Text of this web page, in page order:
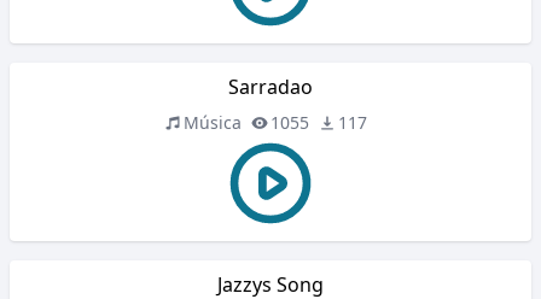
Sarradao
Música 1055 117
Jazzys Song